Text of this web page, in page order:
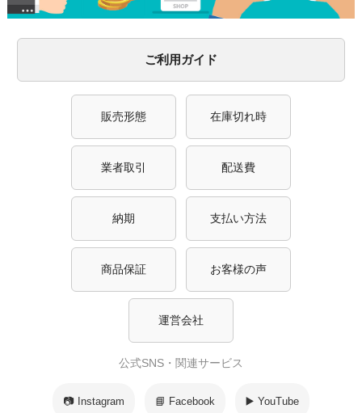
ご利用ガイド
販売形態 在庫切れ時
業者取引 配送費
納期 支払い方法
商品保証 お客様の声
運営会社
公式SNS・関連サービス
📷 Instagram 📘 Facebook ▶️ YouTube